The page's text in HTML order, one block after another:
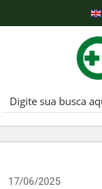
17/06/2025